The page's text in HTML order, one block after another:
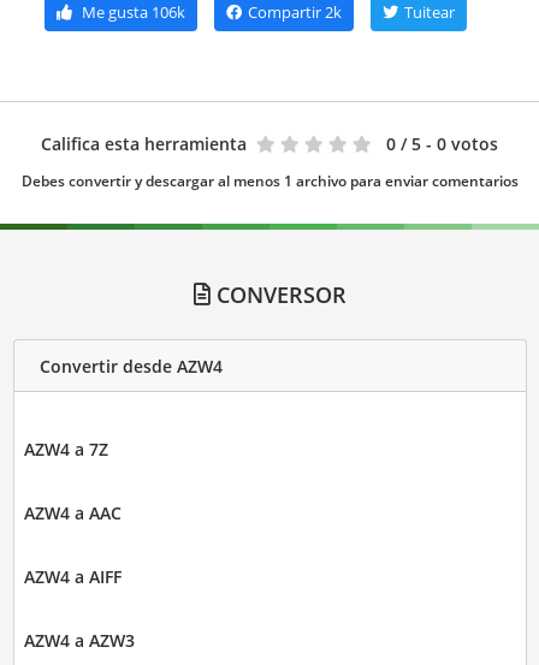
Me gusta106k Compartir2k Tuitear
Califica esta herramienta 0 / 5 - 0 votos
Debes convertir y descargar al menos 1 archivo para enviar comentarios
CONVERSOR
Convertir desde AZW4
AZW4 a 7Z
AZW4 a AAC
AZW4 a AIFF
AZW4 a AZW3